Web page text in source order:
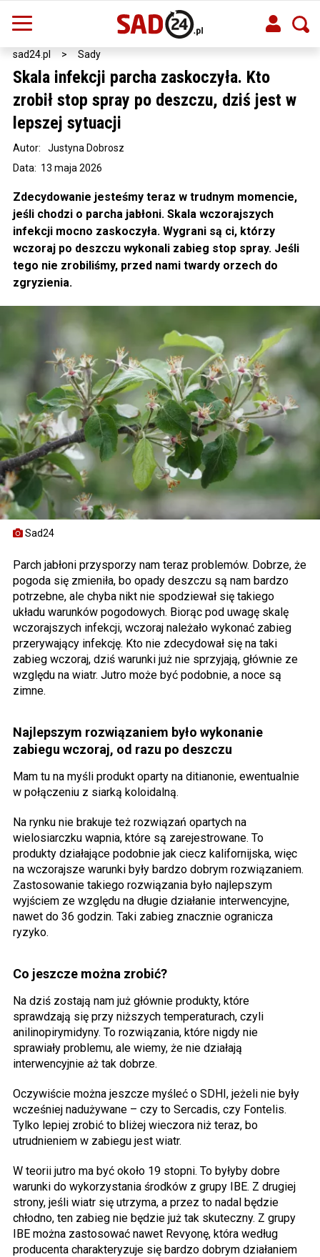
sad24.pl > Sady
Sad24
Skala infekcji parcha zaskoczyła. Kto
zrobił stop spray po deszczu, dziś jest w
lepszej sytuacji
Data: 13 maja 2026
Autor: Justyna Dobrosz
Zdecydowanie jesteśmy teraz w trudnym momencie,
jeśli chodzi o parcha jabłoni. Skala wczorajszych
infekcji mocno zaskoczyła. Wygrani są ci, którzy
wczoraj po deszczu wykonali zabieg stop spray. Jeśli
tego nie zrobiliśmy, przed nami twardy orzech do
zgryzienia.
Parch jabłoni przysporzy nam teraz problemów. Dobrze, że
pogoda się zmieniła, bo opady deszczu są nam bardzo
potrzebne, ale chyba nikt nie spodziewał się takiego
układu warunków pogodowych. Biorąc pod uwagę skalę
wczorajszych infekcji, wczoraj należało wykonać zabieg
przerywający infekcję. Kto nie zdecydował się na taki
zabieg wczoraj, dziś warunki już nie sprzyjają, głównie ze
względu na wiatr. Jutro może być podobnie, a noce są
zimne.
Najlepszym rozwiązaniem było wykonanie
zabiegu wczoraj, od razu po deszczu
Mam tu na myśli produkt oparty na ditianonie, ewentualnie
w połączeniu z siarką koloidalną.
Na rynku nie brakuje też rozwiązań opartych na
wielosiarczku wapnia, które są zarejestrowane. To
produkty działające podobnie jak ciecz kalifornijska, więc
na wczorajsze warunki były bardzo dobrym rozwiązaniem.
Zastosowanie takiego rozwiązania było najlepszym
wyjściem ze względu na długie działanie interwencyjne,
nawet do 36 godzin. Taki zabieg znacznie ogranicza
ryzyko.
Co jeszcze można zrobić?
Na dziś zostają nam już głównie produkty, które
sprawdzają się przy niższych temperaturach, czyli
anilinopirymidyny. To rozwiązania, które nigdy nie
sprawiały problemu, ale wiemy, że nie działają
interwencyjnie aż tak dobrze.
Oczywiście można jeszcze myśleć o SDHI, jeżeli nie były
wcześniej nadużywane – czy to Sercadis, czy Fontelis.
Tylko lepiej zrobić to bliżej wieczora niż teraz, bo
utrudnieniem w zabiegu jest wiatr.
W teorii jutro ma być około 19 stopni. To byłyby dobre
warunki do wykorzystania środków z grupy IBE. Z drugiej
strony, jeśli wiatr się utrzyma, a przez to nadal będzie
chłodno, ten zabieg nie będzie już tak skuteczny. Z grupy
IBE można zastosować nawet Revyonę, która według
producenta charakteryzuje się bardzo dobrym działaniem